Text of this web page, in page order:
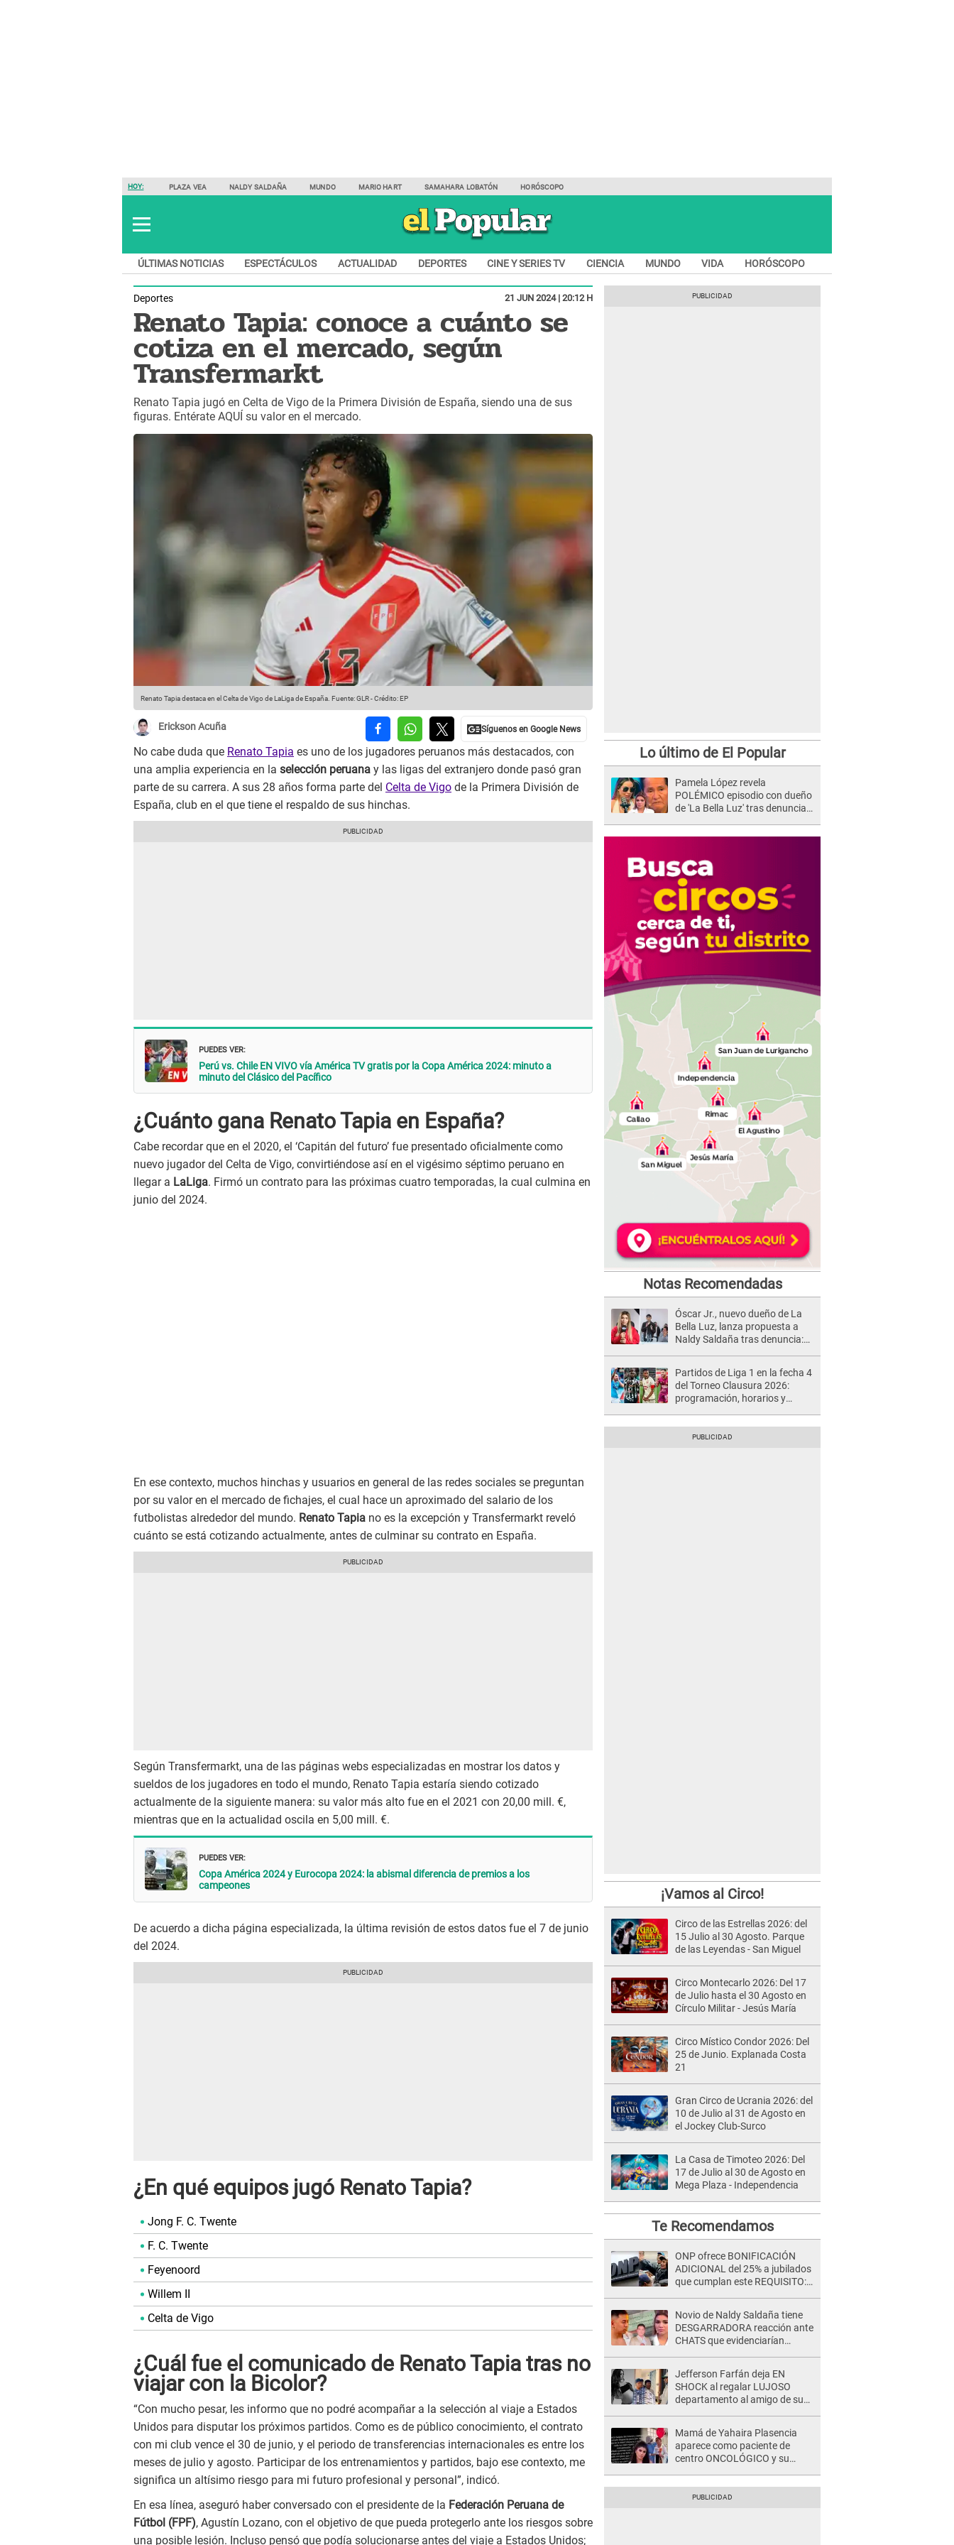
HOY: PLAZA VEA NALDY SALDAÑA MUNDO MARIO HART SAMAHARA LOBATÓN HORÓSCOPO
ÚLTIMAS NOTICIAS ESPECTÁCULOS ACTUALIDAD DEPORTES CINE Y SERIES TV CIENCIA MUNDO VIDA HORÓSCOPO
Deportes 21 JUN 2024 | 20:12 H
Renato Tapia: conoce a cuánto se
cotiza en el mercado, según
Transfermarkt
Renato Tapia jugó en Celta de Vigo de la Primera División de España, siendo una de sus
figuras. Entérate AQUÍ su valor en el mercado.
Renato Tapia destaca en el Celta de Vigo de LaLiga de España. Fuente: GLR-Crédito: EP
Erickson Acuña
No cabe duda que Renato Tapia es uno de los jugadores peruanos más destacados, con
una amplia experiencia en la selección peruana y las ligas del extranjero donde pasó gran
parte de su carrera. A sus 28 años forma parte del Celta de Vigo de la Primera División de
España, club en el que tiene el respaldo de sus hinchas.
PUEDES VER:
Perú vs. Chile EN VIVO vía América TV gratis por la Copa América 2024: minuto a
minuto del Clásico del Pacífico
¿Cuánto gana Renato Tapia en España?
Cabe recordar que en el 2020, el ‘Capitán del futuro’ fue presentado oficialmente como
nuevo jugador del Celta de Vigo, convirtiéndose así en el vigésimo séptimo peruano en
llegar a LaLiga. Firmó un contrato para las próximas cuatro temporadas, la cual culmina en
junio del 2024.
En ese contexto, muchos hinchas y usuarios en general de las redes sociales se preguntan
por su valor en el mercado de fichajes, el cual hace un aproximado del salario de los
futbolistas alrededor del mundo. Renato Tapia no es la excepción y Transfermarkt reveló
cuánto se está cotizando actualmente, antes de culminar su contrato en España.
Según Transfermarkt, una de las páginas webs especializadas en mostrar los datos y
sueldos de los jugadores en todo el mundo, Renato Tapia estaría siendo cotizado
actualmente de la siguiente manera: su valor más alto fue en el 2021 con 20,00 mill. €,
mientras que en la actualidad oscila en 5,00 mill. €.
PUEDES VER:
Copa América 2024 y Eurocopa 2024: la abismal diferencia de premios a los
campeones
De acuerdo a dicha página especializada, la última revisión de estos datos fue el 7 de junio
del 2024.
¿En qué equipos jugó Renato Tapia?
Jong F. C. Twente
F. C. Twente
Feyenoord
Willem II
Celta de Vigo
¿Cuál fue el comunicado de Renato Tapia tras no
viajar con la Bicolor?
“Con mucho pesar, les informo que no podré acompañar a la selección al viaje a Estados
Unidos para disputar los próximos partidos. Como es de público conocimiento, el contrato
con mi club vence el 30 de junio, y el periodo de transferencias internacionales es entre los
meses de julio y agosto. Participar de los entrenamientos y partidos, bajo ese contexto, me
significa un altísimo riesgo para mi futuro profesional y personal”, indicó.
En esa línea, aseguró haber conversado con el presidente de la Federación Peruana de
Fútbol (FPF), Agustín Lozano, con el objetivo de que pueda protegerlo ante los riesgos sobre
una posible lesión. Incluso pensó que podía solucionarse antes del viaje a Estados Unidos;
Lo último de El Popular
Pamela López revela
POLÉMICO episodio con dueño
de 'La Bella Luz' tras denuncia
Notas Recomendadas
Óscar Jr., nuevo dueño de La
Bella Luz, lanza propuesta a
Naldy Saldaña tras denuncia:
Partidos de Liga 1 en la fecha 4
del Torneo Clausura 2026:
programación, horarios y
¡Vamos al Circo!
Circo de las Estrellas 2026: del
15 Julio al 30 Agosto. Parque
de las Leyendas - San Miguel
Circo Montecarlo 2026: Del 17
de Julio hasta el 30 Agosto en
Círculo Militar - Jesús María
Circo Místico Condor 2026: Del
25 de Junio. Explanada Costa
21
Gran Circo de Ucrania 2026: del
10 de Julio al 31 de Agosto en
el Jockey Club-Surco
La Casa de Timoteo 2026: Del
17 de Julio al 30 de Agosto en
Mega Plaza - Independencia
Te Recomendamos
ONP ofrece BONIFICACIÓN
ADICIONAL del 25% a jubilados
que cumplan este REQUISITO:
Novio de Naldy Saldaña tiene
DESGARRADORA reacción ante
CHATS que evidenciarían
Jefferson Farfán deja EN
SHOCK al regalar LUJOSO
departamento al amigo de su
Mamá de Yahaira Plasencia
aparece como paciente de
centro ONCOLÓGICO y su